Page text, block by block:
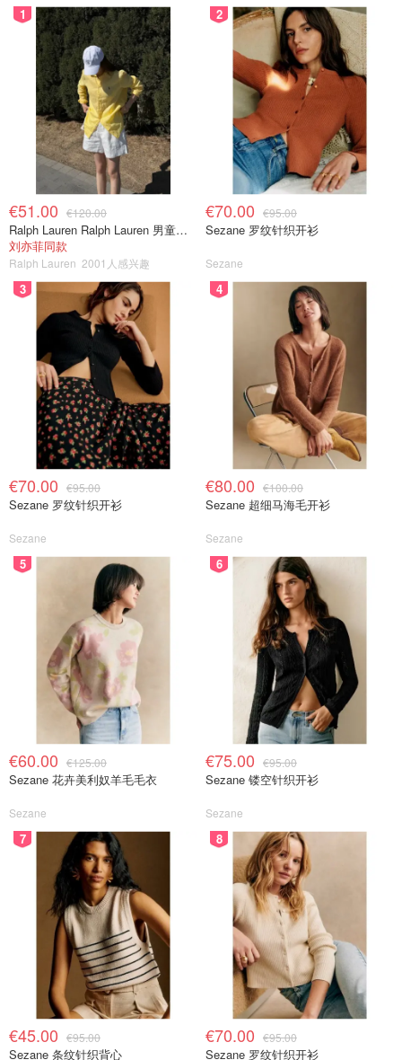
1
€51.00 €120.00
Ralph Lauren Ralph Lauren 男童亚麻衬衫
刘亦菲同款
Ralph Lauren 2001人感兴趣
2
€70.00 €95.00
Sezane 罗纹针织开衫
Sezane
3
€70.00 €95.00
Sezane 罗纹针织开衫
Sezane
4
€80.00 €100.00
Sezane 超细马海毛开衫
Sezane
5
€60.00 €125.00
Sezane 花卉美利奴羊毛毛衣
Sezane
6
€75.00 €95.00
Sezane 镂空针织开衫
Sezane
7
€45.00 €95.00
Sezane 条纹针织背心
8
€70.00 €95.00
Sezane 罗纹针织开衫